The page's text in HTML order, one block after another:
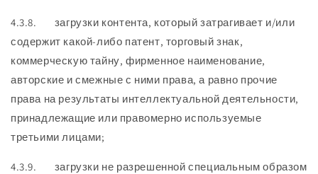
4.3.8. загрузки контента, который затрагивает и/или
содержит какой-либо патент, торговый знак,
коммерческую тайну, фирменное наименование,
авторские и смежные с ними права, а равно прочие
права на результаты интеллектуальной деятельности,
принадлежащие или правомерно используемые
третьими лицами;
4.3.9. загрузки не разрешенной специальным образом